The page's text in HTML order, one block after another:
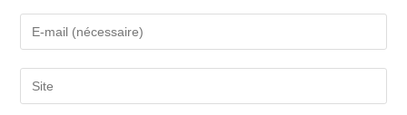
name
comment
your
email
address
l’URL